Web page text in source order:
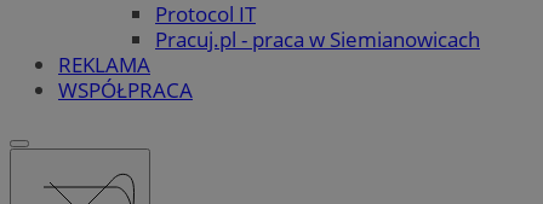
Protocol IT
Pracuj.pl - praca w Siemianowicach
REKLAMA
WSPÓŁPRACA